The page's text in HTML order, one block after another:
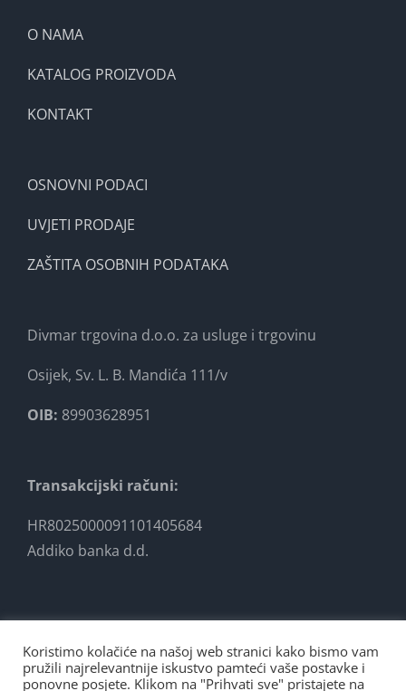
O NAMA
KATALOG PROIZVODA
KONTAKT
OSNOVNI PODACI
UVJETI PRODAJE
ZAŠTITA OSOBNIH PODATAKA
Divmar trgovina d.o.o. za usluge i trgovinu
Osijek, Sv. L. B. Mandića 111/v
OIB: 89903628951
Transakcijski računi:
HR8025000091101405684
Addiko banka d.d.
Koristimo kolačiće na našoj web stranici kako bismo vam
pružili najrelevantnije iskustvo pamteći vaše postavke i
ponovne posjete. Klikom na "Prihvati sve" pristajete na